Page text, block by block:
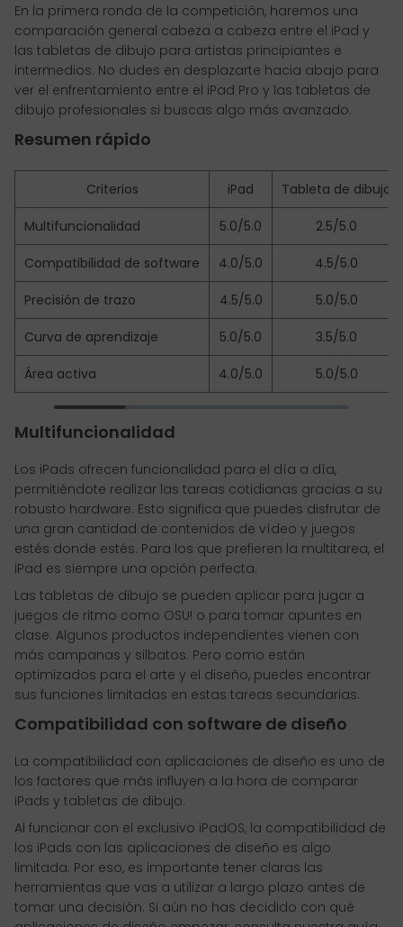
En la primera ronda de la competición, haremos una
comparación general cabeza a cabeza entre el iPad y
las tabletas de dibujo para artistas principiantes e
intermedios. No dudes en desplazarte hacia abajo para
ver el enfrentamiento entre el iPad Pro y las tabletas de
dibujo profesionales si buscas algo más avanzado.
Resumen rápido
Criterios iPad Tableta de dibujo
Multifuncionalidad 5.0/5.0 2.5/5.0
Compatibilidad de software 4.0/5.0 4.5/5.0
Precisión de trazo 4.5/5.0 5.0/5.0
Curva de aprendizaje 5.0/5.0 3.5/5.0
Área activa 4.0/5.0 5.0/5.0
Multifuncionalidad
Los iPads ofrecen funcionalidad para el día a día,
permitiéndote realizar las tareas cotidianas gracias a su
robusto hardware. Esto significa que puedes disfrutar de
una gran cantidad de contenidos de vídeo y juegos
estés donde estés. Para los que prefieren la multitarea, el
iPad es siempre una opción perfecta.
Las tabletas de dibujo se pueden aplicar para jugar a
juegos de ritmo como OSU! o para tomar apuntes en
clase. Algunos productos independientes vienen con
más campanas y silbatos. Pero como están
optimizados para el arte y el diseño, puedes encontrar
sus funciones limitadas en estas tareas secundarias.
Compatibilidad con software de diseño
La compatibilidad con aplicaciones de diseño es uno de
los factores que más influyen a la hora de comparar
iPads y tabletas de dibujo.
Al funcionar con el exclusivo iPadOS, la compatibilidad de
los iPads con las aplicaciones de diseño es algo
limitada. Por eso, es importante tener claras las
herramientas que vas a utilizar a largo plazo antes de
tomar una decisión. Si aún no has decidido con qué